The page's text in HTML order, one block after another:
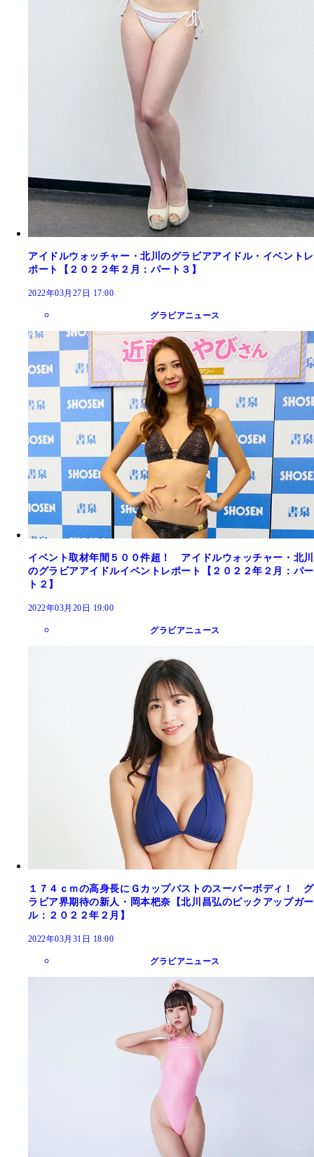
アイドルウォッチャー・北川のグラビアアイドル・イベントレ
ポート【２０２２年２月：パート３】
2022年03月27日 17:00
グラビアニュース
イベント取材年間５００件超！ アイドルウォッチャー・北川
のグラビアアイドルイベントレポート【２０２２年２月：パー
ト２】
2022年03月20日 19:00
グラビアニュース
１７４ｃｍの高身長にＧカップバストのスーパーボディ！ グ
ラビア界期待の新人・岡本杷奈【北川昌弘のピックアップガー
ル：２０２２年２月】
2022年03月31日 18:00
グラビアニュース